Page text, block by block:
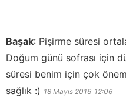
Başak: Pişirme süresi
Doğum günü sofrası için
süresi benim için çok
sağlık :) 18 Mayıs 2016 12:06